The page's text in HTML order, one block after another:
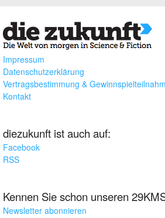
Impressum
Datenschutzerklärung
Vertragsbestimmung &
Kontakt
diezukunft ist auch auf:
Facebook
RSS
Kennen Sie schon unseren
Newsletter abonnieren